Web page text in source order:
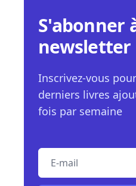
S'abonner
newsletter
Inscrivez-vous
derniers livres
fois par semaine